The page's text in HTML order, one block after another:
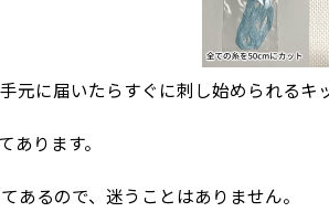
元に届いたらすぐに刺し始められるキ
ります。
あるので、迷うことはありません。